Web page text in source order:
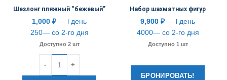
Шезлонг пляжный “бежевый”
1,000 ₽— l день
250— со 2-го дня
Доступно 2 шт
Набор шахматных фигур
9,900 ₽— l день
4000— со 2-го дня
Доступно 1 шт
БРОНИРОВАТЬ!